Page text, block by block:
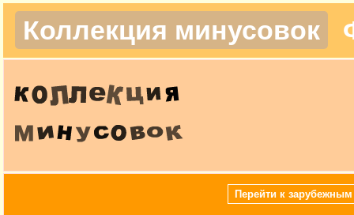
Коллекция минусовок
Перейти к зарубежным